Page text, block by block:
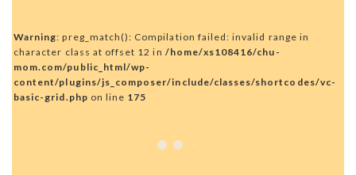
Warning: preg_match(): Compilation failed: invalid range in
character class at offset 12 in /home/xs108416/chu-
mom.com/public_html/wp-
content/plugins/js_composer/include/classes/shortcodes/vc-
basic-grid.php on line 175